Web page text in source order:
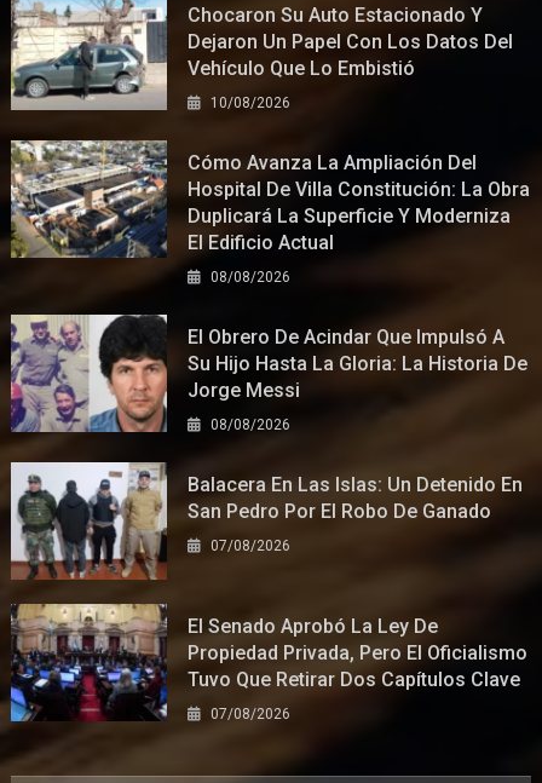
Chocaron Su Auto Estacionado Y
Dejaron Un Papel Con Los Datos Del
Vehículo Que Lo Embistió
10/08/2026
Cómo Avanza La Ampliación Del
Hospital De Villa Constitución: La Obra
Duplicará La Superficie Y Moderniza
El Edificio Actual
08/08/2026
El Obrero De Acindar Que Impulsó A
Su Hijo Hasta La Gloria: La Historia De
Jorge Messi
08/08/2026
Balacera En Las Islas: Un Detenido En
San Pedro Por El Robo De Ganado
07/08/2026
El Senado Aprobó La Ley De
Propiedad Privada, Pero El Oficialismo
Tuvo Que Retirar Dos Capítulos Clave
07/08/2026